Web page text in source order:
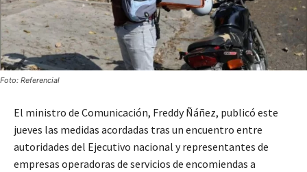
Foto: Referencial
El ministro de Comunicación, Freddy Ñáñez, publicó este
jueves las medidas acordadas tras un encuentro entre
autoridades del Ejecutivo nacional y representantes de
empresas operadoras de servicios de encomiendas a